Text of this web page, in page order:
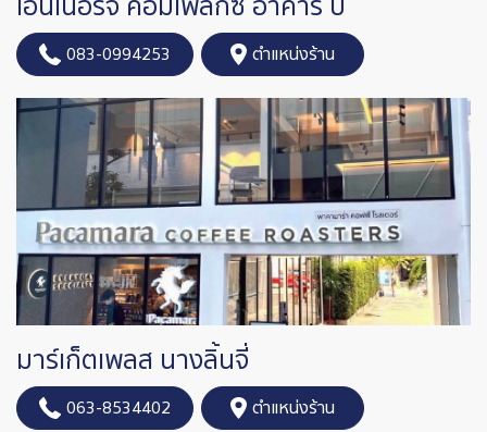
083-0994253 ตำแหน่งร้าน
มาร์เก็ตเพลส นางลิ้นจี่
063-8534402 ตำแหน่งร้าน